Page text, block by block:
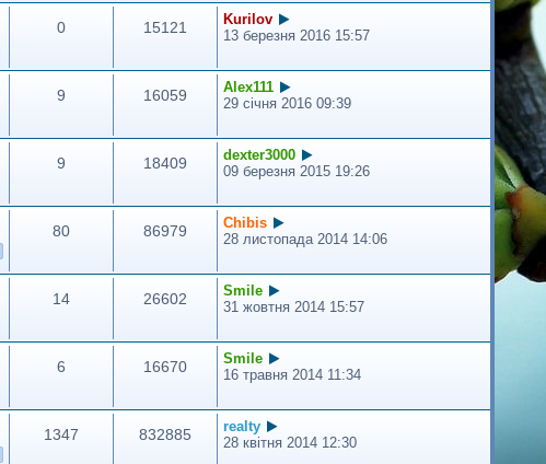
0 15121
Kurilov
13 березня 2016 15:57
9 16059
Alex111
29 січня 2016 09:39
9 18409
dexter3000
09 березня 2015 19:26
80 86979
Сhibis
28 листопада 2014 14:06
14 26602
Smile
31 жовтня 2014 15:57
6 16670
Smile
16 травня 2014 11:34
1347 832885
realty
28 квітня 2014 12:30